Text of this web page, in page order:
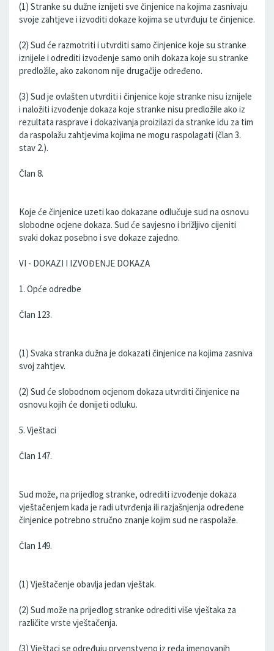
(1) Stranke su dužne iznijeti sve činjenice na kojima zasnivaju
svoje zahtjeve i izvoditi dokaze kojima se utvrđuju te činjenice.
(2) Sud će razmotriti i utvrditi samo činjenice koje su stranke
iznijele i odrediti izvođenje samo onih dokaza koje su stranke
predložile, ako zakonom nije drugačije određeno.
(3) Sud je ovlašten utvrditi i činjenice koje stranke nisu iznijele
i naložiti izvođenje dokaza koje stranke nisu predložile ako iz
rezultata rasprave i dokazivanja proizilazi da stranke idu za tim
da raspolažu zahtjevima kojima ne mogu raspolagati (član 3.
stav 2.).
Član 8.
Koje će činjenice uzeti kao dokazane odlučuje sud na osnovu
slobodne ocjene dokaza. Sud će savjesno i brižljivo cijeniti
svaki dokaz posebno i sve dokaze zajedno.
VI - DOKAZI I IZVOĐENJE DOKAZA
1. Opće odredbe
Član 123.
(1) Svaka stranka dužna je dokazati činjenice na kojima zasniva
svoj zahtjev.
(2) Sud će slobodnom ocjenom dokaza utvrditi činjenice na
osnovu kojih će donijeti odluku.
5. Vještaci
Član 147.
Sud može, na prijedlog stranke, odrediti izvođenje dokaza
vještačenjem kada je radi utvrđenja ili razjašnjenja određene
činjenice potrebno stručno znanje kojim sud ne raspolaže.
Član 149.
(1) Vještačenje obavlja jedan vještak.
(2) Sud može na prijedlog stranke odrediti više vještaka za
različite vrste vještačenja.
(3) Vještaci se određuju prvenstveno iz reda imenovanih